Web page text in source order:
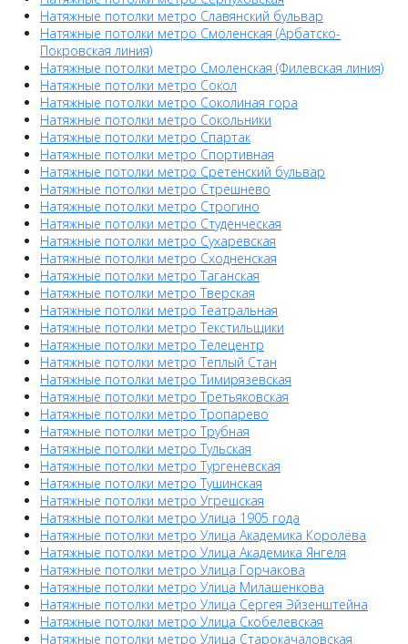
Натяжные потолки метро Славянский бульвар
Натяжные потолки метро Смоленская (Арбатско-
Покровская линия)
Натяжные потолки метро Смоленская (Филевская линия)
Натяжные потолки метро Сокол
Натяжные потолки метро Соколиная гора
Натяжные потолки метро Сокольники
Натяжные потолки метро Спартак
Натяжные потолки метро Спортивная
Натяжные потолки метро Сретенский бульвар
Натяжные потолки метро Стрешнево
Натяжные потолки метро Строгино
Натяжные потолки метро Студенческая
Натяжные потолки метро Сухаревская
Натяжные потолки метро Сходненская
Натяжные потолки метро Таганская
Натяжные потолки метро Тверская
Натяжные потолки метро Театральная
Натяжные потолки метро Текстильщики
Натяжные потолки метро Телецентр
Натяжные потолки метро Теплый Стан
Натяжные потолки метро Тимирязевская
Натяжные потолки метро Третьяковская
Натяжные потолки метро Тропарево
Натяжные потолки метро Трубная
Натяжные потолки метро Тульская
Натяжные потолки метро Тургеневская
Натяжные потолки метро Тушинская
Натяжные потолки метро Угрешская
Натяжные потолки метро Улица 1905 года
Натяжные потолки метро Улица Академика Королёва
Натяжные потолки метро Улица Академика Янгеля
Натяжные потолки метро Улица Горчакова
Натяжные потолки метро Улица Милашенкова
Натяжные потолки метро Улица Сергея Эйзенштейна
Натяжные потолки метро Улица Скобелевская
Натяжные потолки метро Улица Старокачаловская